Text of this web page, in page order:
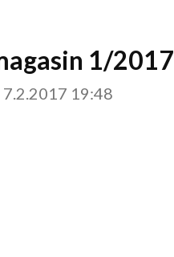
1/2017
7.2.2017 19:48